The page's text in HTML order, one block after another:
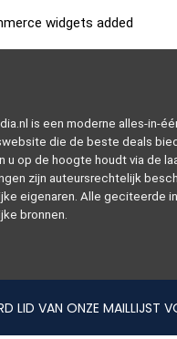
widgets added
is een moderne alles-in-
die de beste deals
u op de hoogte houdt via de
zijn auteursrechtelijk
eigenaren. Alle geciteerde
bronnen.
LID VAN ONZE MAILLIJST